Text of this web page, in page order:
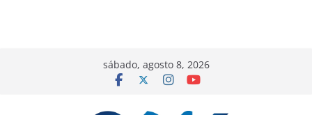
sábado, agosto 8, 2026